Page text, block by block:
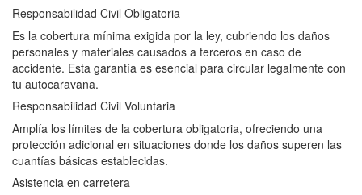
Responsabilidad Civil Obligatoria
Es la cobertura mínima exigida por la ley, cubriendo los daños
personales y materiales causados a terceros en caso de
accidente. Esta garantía es esencial para circular legalmente con
tu autocaravana.
Responsabilidad Civil Voluntaria
Amplía los límites de la cobertura obligatoria, ofreciendo una
protección adicional en situaciones donde los daños superen las
cuantías básicas establecidas.
Asistencia en carretera